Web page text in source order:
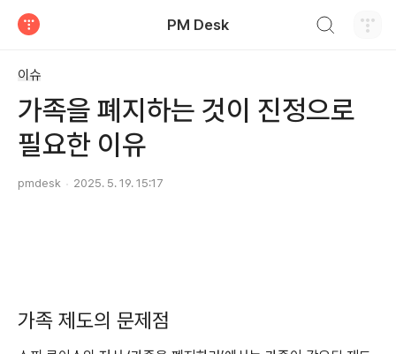
PM Desk
이슈
가족을 폐지하는 것이 진정으로
필요한 이유
pmdesk 2025. 5. 19. 15:17
가족 제도의 문제점